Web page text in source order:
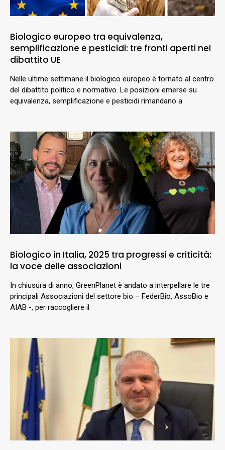
Biologico europeo tra equivalenza,
semplificazione e pesticidi: tre fronti aperti nel
dibattito UE
Nelle ultime settimane il biologico europeo è tornato al centro
del dibattito politico e normativo. Le posizioni emerse su
equivalenza, semplificazione e pesticidi rimandano a
Biologico in Italia, 2025 tra progressi e criticità:
la voce delle associazioni
In chiusura di anno, GreenPlanet è andato a interpellare le tre
principali Associazioni del settore bio – FederBio, AssoBio e
AIAB -, per raccogliere il